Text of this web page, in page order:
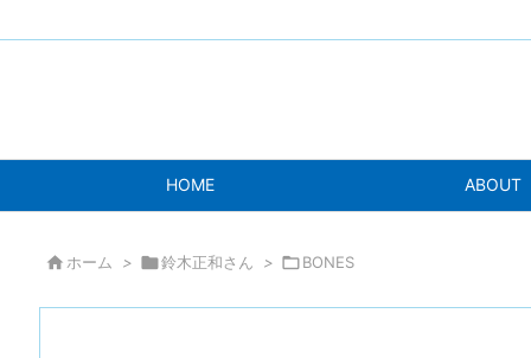
HOME ABOUT
 ホーム > 鈴木正和さん > BONES